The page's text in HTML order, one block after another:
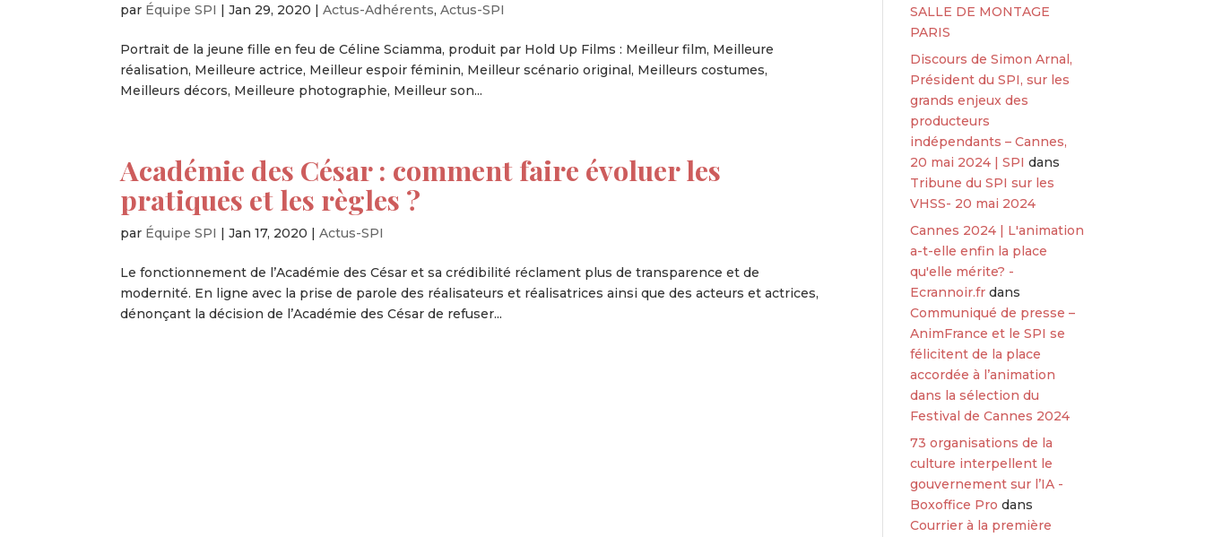
par Équipe SPI |Jan 29, 2020 |Actus-Adhérents,Actus-SPI
Portrait de la jeune fille en feu de Céline Sciamma, produit par Hold Up Films : Meilleur film, Meilleure
réalisation, Meilleure actrice, Meilleur espoir féminin, Meilleur scénario original, Meilleurs costumes,
Meilleurs décors, Meilleure photographie, Meilleur son...
Académie des César : comment faire évoluer les
pratiques et les règles ?
par Équipe SPI |Jan 17, 2020 |Actus-SPI
Le fonctionnement de l’Académie des César et sa crédibilité réclament plus de transparence et de
modernité. En ligne avec la prise de parole des réalisateurs et réalisatrices ainsi que des acteurs et actrices,
dénonçant la décision de l’Académie des César de refuser...
SALLE DE MONTAGE
PARIS
Discours de Simon Arnal,
Président du SPI, sur les
grands enjeux des
producteurs
indépendants – Cannes,
20 mai 2024 | SPI dans
Tribune du SPI sur les
VHSS- 20 mai 2024
Cannes 2024 | L'animation
a-t-elle enfin la place
qu'elle mérite? -
Ecrannoir.fr dans
Communiqué de presse –
AnimFrance et le SPI se
félicitent de la place
accordée à l’animation
dans la sélection du
Festival de Cannes 2024
73 organisations de la
culture interpellent le
gouvernement sur l’IA -
Boxoffice Pro dans
Courrier à la première